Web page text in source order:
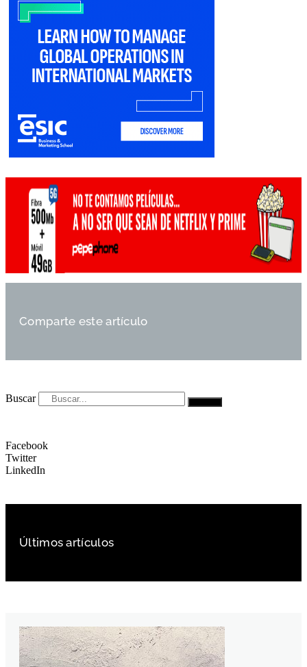
Comparte este artículo
Buscar
Facebook
Twitter
LinkedIn
Últimos artículos